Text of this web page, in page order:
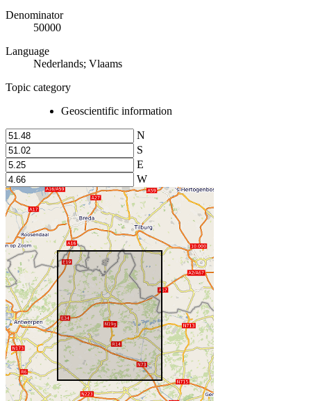
Denominator
50000
Language
Nederlands; Vlaams
Topic category
Geoscientific information
N
S
E
W